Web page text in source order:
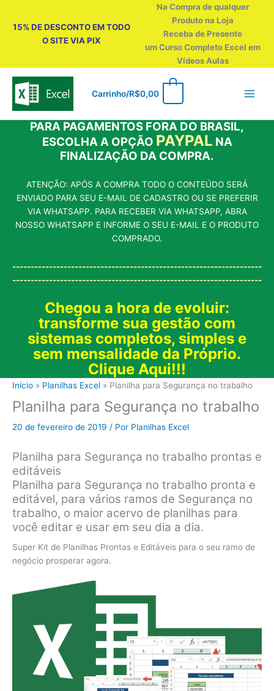
15% DE DESCONTO EM TODO
O SITE VIA PIX
Na Compra de qualquer
Produto na Loja
Receba de Presente
um Curso Completo Excel em
Vídeos Aulas
Carrinho/R$0,00
PARA PAGAMENTOS FORA DO BRASIL,
ESCOLHA A OPÇÃO PAYPAL NA
FINALIZAÇÃO DA COMPRA.
ATENÇÃO: APÓS A COMPRA TODO O CONTEÚDO SERÁ
ENVIADO PARA SEU E-MAIL DE CADASTRO OU SE PREFERIR
VIA WHATSAPP. PARA RECEBER VIA WHATSAPP, ABRA
NOSSO WHATSAPP E INFORME O SEU E-MAIL E O PRODUTO
COMPRADO.
--------------------------------------------------------------------
--------------------------------------------------------------------
Chegou a hora de evoluir:
transforme sua gestão com
sistemas completos, simples e
sem mensalidade da Próprio.
Clique Aqui!!!
Início Planilhas Excel Planilha para Segurança no trabalho
Planilha para Segurança no trabalho
20 de fevereiro de 2019 / Por Planilhas Excel
Planilha para Segurança no trabalho prontas e
editáveis
Planilha para Segurança no trabalho pronta e
editável, para vários ramos de Segurança no
trabalho, o maior acervo de planilhas para
você editar e usar em seu dia a dia.
Super Kit de Planilhas Prontas e Editáveis para o seu ramo de
negócio prosperar agora.